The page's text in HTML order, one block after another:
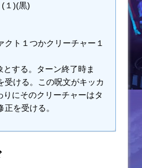
(１)(黒)
クト１つかクリーチャー１
する。ターン終了時ま
受ける。この呪文がキッカ
にそのクリーチャーはタ
を受ける。